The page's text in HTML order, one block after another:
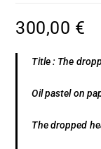
300,00 €
Title : The
Oil pastel on
The dropped